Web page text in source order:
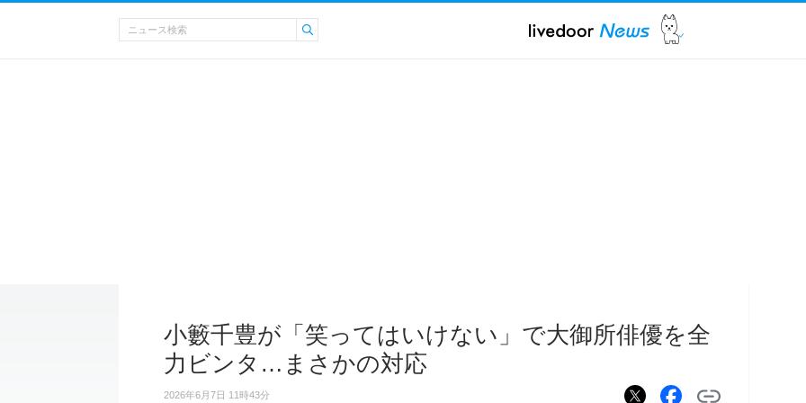
小籔千豊が「笑ってはいけない」で大御所俳優を全
力ビンタ…まさかの対応
2026年6月7日 11時43分